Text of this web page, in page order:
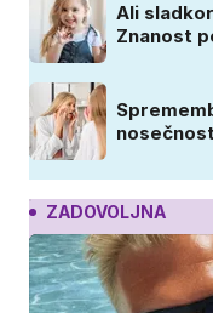
Ali
Znanost
ZADOVOLJNA